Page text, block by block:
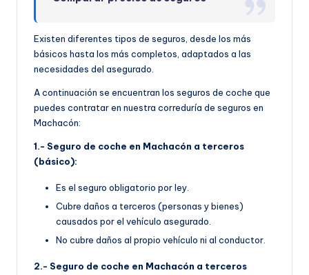
Existen diferentes tipos de seguros, desde los más
básicos hasta los más completos, adaptados a las
necesidades del asegurado.
A continuación se encuentran los seguros de coche que
puedes contratar en nuestra correduría de seguros en
Machacón:
1.- Seguro de coche en Machacón a terceros
(básico):
Es el seguro obligatorio por ley.
Cubre daños a terceros (personas y bienes)
causados por el vehículo asegurado.
No cubre daños al propio vehículo ni al conductor.
2.- Seguro de coche en Machacón a terceros